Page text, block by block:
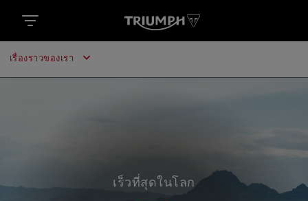
เรื่องราวของเรา
เร็วที่สุดในโลก